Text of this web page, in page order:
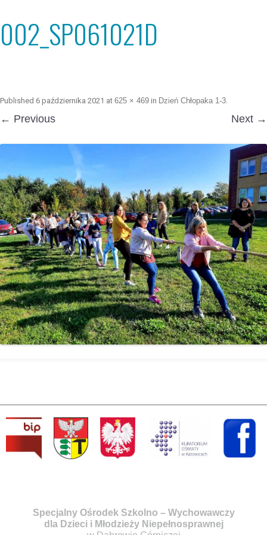
002_SP061021D
Published 6 października 2021 at 625 × 469 in Dzień Chłopaka 1-3.
← Previous Next →
Specjalny Ośrodek Szkolno – Wychowawczy
dla Dzieci i Młodzieży Niepełnosprawnej